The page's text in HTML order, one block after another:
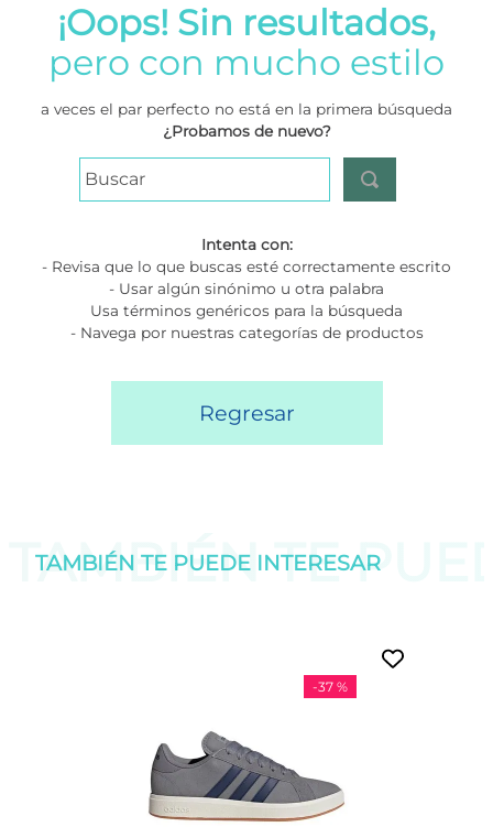
¡Oops! Sin resultados,
pero con mucho estilo
a veces el par perfecto no está en la primera búsqueda
¿Probamos de nuevo?
Intenta con:
- Revisa que lo que buscas esté correctamente escrito
- Usar algún sinónimo u otra palabra
Usa términos genéricos para la búsqueda
- Navega por nuestras categorías de productos
Regresar
TAMBIÉN TE
TAMBIÉN TE PUEDE INTERESAR
-37 %